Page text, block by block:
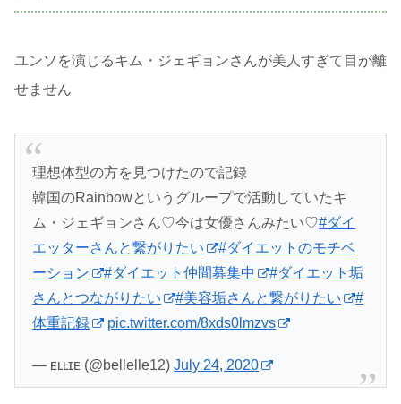
ユンソを演じるキム・ジェギョンさんが美人すぎて目が離
せません
理想体型の方を見つけたので記録
韓国のRainbowというグループで活動していたキ
ム・ジェギョンさん♡今は女優さんみたい♡#ダイ
エッターさんと繋がりたい
#ダイエットのモチベ
ーション
#ダイエット仲間募集中
#ダイエット垢
さんとつながりたい
#美容垢さんと繋がりたい
#
体重記録
pic.twitter.com/8xds0lmzvs
— ᴇʟʟɪᴇ (@bellelle12)July 24, 2020